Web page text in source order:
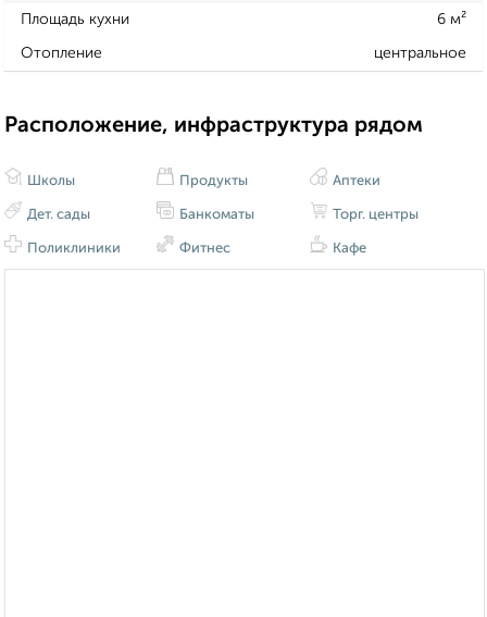
Площадь кухни 6 м²
Отопление центральное
Расположение, инфраструктура рядом
Школы
Дет. сады
Поликлиники
Продукты
Банкоматы
Фитнес
Аптеки
Торг. центры
Кафе